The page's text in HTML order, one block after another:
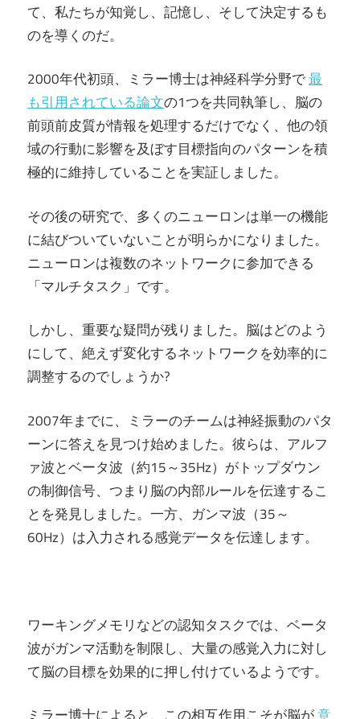
て、私たちが知覚し、記憶し、そして決定するも
のを導くのだ。
2000年代初頭、ミラー博士は神経科学分野で最
も引用されている論文の1つを共同執筆し、脳の
前頭前皮質が情報を処理するだけでなく、他の領
域の行動に影響を及ぼす目標指向のパターンを積
極的に維持していることを実証しました。
その後の研究で、多くのニューロンは単一の機能
に結びついていないことが明らかになりました。
ニューロンは複数のネットワークに参加できる
「マルチタスク」です。
しかし、重要な疑問が残りました。脳はどのよう
にして、絶えず変化するネットワークを効率的に
調整するのでしょうか?
2007年までに、ミラーのチームは神経振動のパタ
ーンに答えを見つけ始めました。彼らは、アルフ
ァ波とベータ波（約15～35Hz）がトップダウン
の制御信号、つまり脳の内部ルールを伝達するこ
とを発見しました。一方、ガンマ波（35～
60Hz）は入力される感覚データを伝達します。
ワーキングメモリなどの認知タスクでは、ベータ
波がガンマ活動を制限し、大量の感覚入力に対し
て脳の目標を効果的に押し付けているようです。